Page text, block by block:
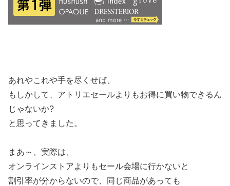
あれやこれや手を尽くせば、
もしかして、アトリエセールよりもお得に買い物できるん
じゃないか?
と思ってきました。
まあ～、実際は、
オンラインストアよりもセール会場に行かないと
割引率が分からないので、同じ商品があっても